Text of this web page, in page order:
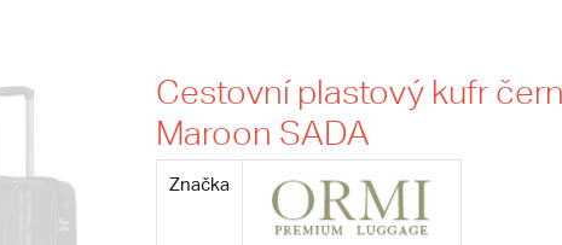
Cestovní plastový kufr
Maroon SADA
Značka